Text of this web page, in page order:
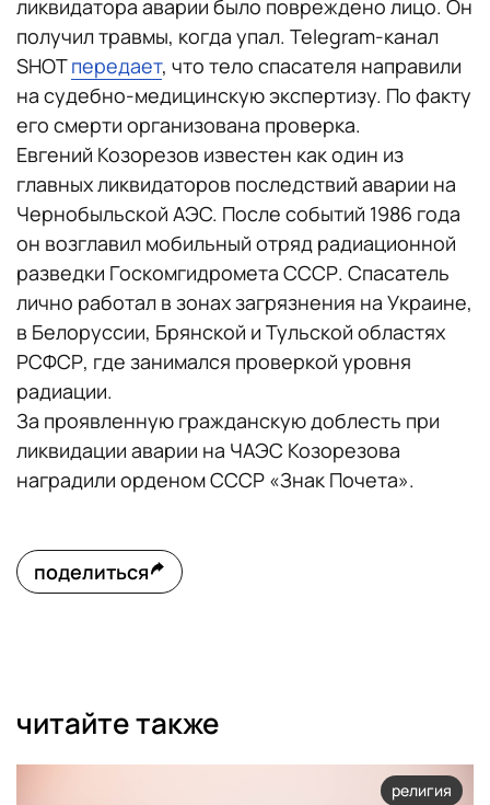
ликвидатора аварии было повреждено лицо. Он
получил травмы, когда упал. Telegram-канал
SHOTпередает, что тело спасателя направили
на судебно-медицинскую экспертизу. По факту
его смерти организована проверка.
Евгений Козорезов известен как один из
главных ликвидаторов последствий аварии на
Чернобыльской АЭС. После событий 1986 года
он возглавил мобильный отряд радиационной
разведки Госкомгидромета СССР. Спасатель
лично работал в зонах загрязнения на Украине,
в Белоруссии, Брянской и Тульской областях
РСФСР, где занимался проверкой уровня
радиации.
За проявленную гражданскую доблесть при
ликвидации аварии на ЧАЭС Козорезова
наградили орденом СССР «Знак Почета».
поделиться
читайте также
религия